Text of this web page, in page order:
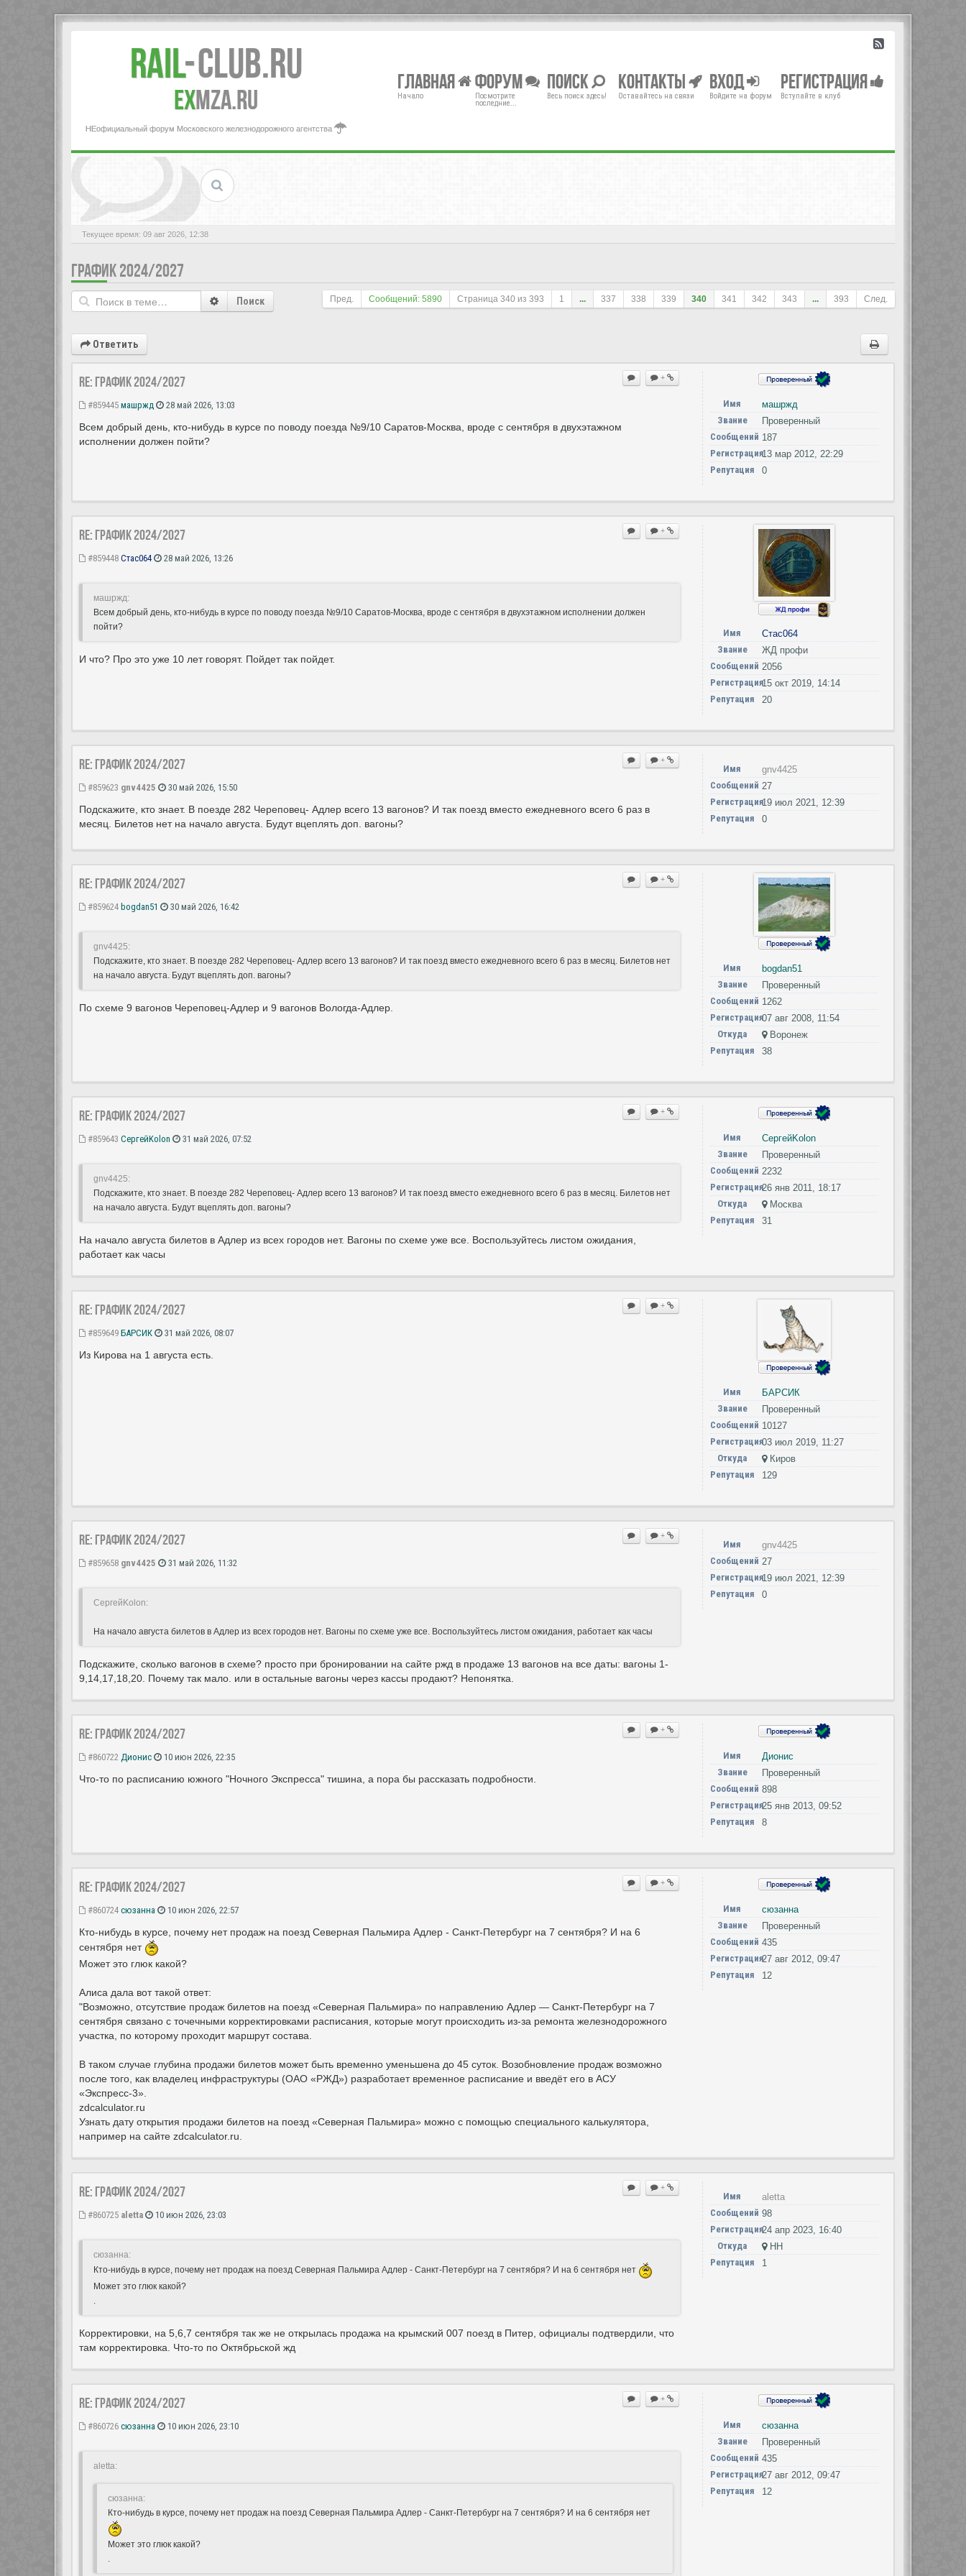
Rail-Club.RU
exMZA.RU
НЕофициальный форум Московского железнодорожного агентства
Главная
Начало
Форум
Посмотрите
последние...
Поиск
Весь поиск здесь!
Контакты
Оставайтесь на связи
Вход
Войдите на форум
Регистрация
Вступайте в клуб
Текущее время: 09 авг 2026, 12:38
ГРАФИК 2024/2027
Пред. Сообщений: 5890 Страница 340 из 393 1 ... 337 338 339 340 341 342 343 ... 393 След.
Поиск
Ответить
+
Re: ГРАФИК 2024/2027
#859445 машржд 28 май 2026, 13:03
Всем добрый день, кто-нибудь в курсе по поводу поезда №9/10 Саратов-Москва, вроде с сентября в двухэтажном
исполнении должен пойти?
Имя
машржд
Звание
Проверенный
Сообщений 187
Регистрация13 мар 2012, 22:29
Репутация
0
+
Re: ГРАФИК 2024/2027
#859448 Стас064 28 май 2026, 13:26
машржд:
Всем добрый день, кто-нибудь в курсе по поводу поезда №9/10 Саратов-Москва, вроде с сентября в двухэтажном исполнении должен
пойти?
И что? Про это уже 10 лет говорят. Пойдет так пойдет.
Имя
Стас064
Звание
ЖД профи
Сообщений 2056
Регистрация15 окт 2019, 14:14
Репутация
20
+
Re: ГРАФИК 2024/2027
#859623 gnv4425 30 май 2026, 15:50
Подскажите, кто знает. В поезде 282 Череповец- Адлер всего 13 вагонов? И так поезд вместо ежедневного всего 6 раз в
месяц. Билетов нет на начало августа. Будут вцеплять доп. вагоны?
Имя
gnv4425
Сообщений 27
Регистрация19 июл 2021, 12:39
Репутация
0
+
Re: ГРАФИК 2024/2027
#859624 bogdan51 30 май 2026, 16:42
gnv4425:
Подскажите, кто знает. В поезде 282 Череповец- Адлер всего 13 вагонов? И так поезд вместо ежедневного всего 6 раз в месяц. Билетов нет
на начало августа. Будут вцеплять доп. вагоны?
По схеме 9 вагонов Череповец-Адлер и 9 вагонов Вологда-Адлер.
Имя
bogdan51
Звание
Проверенный
Сообщений 1262
Регистрация07 авг 2008, 11:54
Откуда
Воронеж
Репутация
38
+
Re: ГРАФИК 2024/2027
#859643 СергейKolon 31 май 2026, 07:52
gnv4425:
Подскажите, кто знает. В поезде 282 Череповец- Адлер всего 13 вагонов? И так поезд вместо ежедневного всего 6 раз в месяц. Билетов нет
на начало августа. Будут вцеплять доп. вагоны?
На начало августа билетов в Адлер из всех городов нет. Вагоны по схеме уже все. Воспользуйтесь листом ожидания,
работает как часы
Имя
СергейKolon
Звание
Проверенный
Сообщений 2232
Регистрация26 янв 2011, 18:17
Откуда
Москва
Репутация
31
+
Re: ГРАФИК 2024/2027
#859649 БАРСИК 31 май 2026, 08:07
Из Кирова на 1 августа есть.
Имя
БАРСИК
Звание
Проверенный
Сообщений 10127
Регистрация03 июл 2019, 11:27
Откуда
Киров
Репутация
129
+
Re: ГРАФИК 2024/2027
#859658 gnv4425 31 май 2026, 11:32
СергейKolon:
На начало августа билетов в Адлер из всех городов нет. Вагоны по схеме уже все. Воспользуйтесь листом ожидания, работает как часы
Подскажите, сколько вагонов в схеме? просто при бронировании на сайте ржд в продаже 13 вагонов на все даты: вагоны 1-
9,14,17,18,20. Почему так мало. или в остальные вагоны через кассы продают? Непонятка.
Имя
gnv4425
Сообщений 27
Регистрация19 июл 2021, 12:39
Репутация
0
+
Re: ГРАФИК 2024/2027
#860722 Дионис 10 июн 2026, 22:35
Что-то по расписанию южного "Ночного Экспресса" тишина, а пора бы рассказать подробности.
Имя
Дионис
Звание
Проверенный
Сообщений 898
Регистрация25 янв 2013, 09:52
Репутация
8
+
Re: ГРАФИК 2024/2027
#860724 сюзанна 10 июн 2026, 22:57
Кто-нибудь в курсе, почему нет продаж на поезд Северная Пальмира Адлер - Санкт-Петербург на 7 сентября? И на 6
сентября нет
Может это глюк какой?
Алиса дала вот такой ответ:
"Возможно, отсутствие продаж билетов на поезд «Северная Пальмира» по направлению Адлер — Санкт-Петербург на 7
сентября связано с точечными корректировками расписания, которые могут происходить из-за ремонта железнодорожного
участка, по которому проходит маршрут состава.
В таком случае глубина продажи билетов может быть временно уменьшена до 45 суток. Возобновление продаж возможно
после того, как владелец инфраструктуры (ОАО «РЖД») разработает временное расписание и введёт его в АСУ
«Экспресс-3».
zdcalculator.ru
Узнать дату открытия продажи билетов на поезд «Северная Пальмира» можно с помощью специального калькулятора,
например на сайте zdcalculator.ru.
Имя
сюзанна
Звание
Проверенный
Сообщений 435
Регистрация27 авг 2012, 09:47
Репутация
12
+
Re: ГРАФИК 2024/2027
#860725 aletta 10 июн 2026, 23:03
сюзанна:
Кто-нибудь в курсе, почему нет продаж на поезд Северная Пальмира Адлер - Санкт-Петербург на 7 сентября? И на 6 сентября нет
Может это глюк какой?
.
Корректировки, на 5,6,7 сентября так же не открылась продажа на крымский 007 поезд в Питер, официалы подтвердили, что
там корректировка. Что-то по Октябрьской жд
Имя
aletta
Сообщений 98
Регистрация24 апр 2023, 16:40
Откуда
НН
Репутация
1
+
Re: ГРАФИК 2024/2027
#860726 сюзанна 10 июн 2026, 23:10
aletta:
сюзанна:
Кто-нибудь в курсе, почему нет продаж на поезд Северная Пальмира Адлер - Санкт-Петербург на 7 сентября? И на 6 сентября нет
Может это глюк какой?
.
Имя
сюзанна
Звание
Проверенный
Сообщений 435
Регистрация27 авг 2012, 09:47
Репутация
12